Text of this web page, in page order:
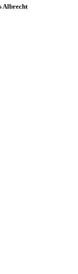
Albrecht